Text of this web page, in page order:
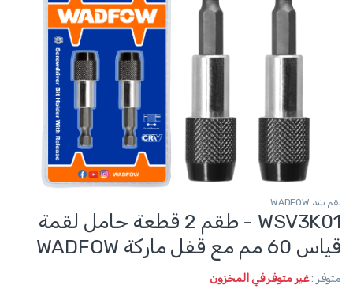
لقم شد WADFOW
WSV3K01 - طقم 2 قطعة حامل لقمة
قياس 60 مم مع قفل ماركة WADFOW
متوفر :غير متوفر في المخزون